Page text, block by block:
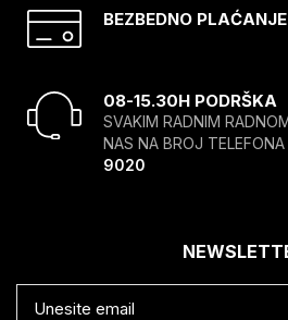
BEZBEDNO PLAĆANJE
08-15.30H PODRŠKA
SVAKIM RADNIM
NAS NA BROJ TELEFONA
9020